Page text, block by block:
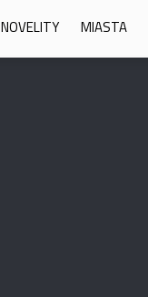
MIASTA